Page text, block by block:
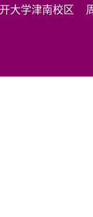
大学津南校区